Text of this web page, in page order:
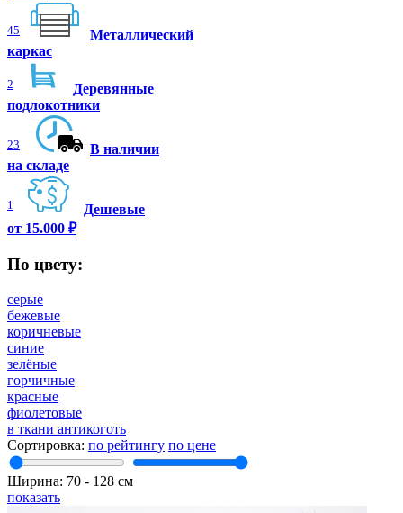
45
Металлический
каркас
2
Деревянные
подлокотники
23
В наличии
на складе
1
Дешевые
от 15.000 ₽
По цвету:
серые
бежевые
коричневые
синие
зелёные
горчичные
красные
фиолетовые
в ткани антикоготь
Сортировка: по рейтингу по цене
Ширина: 70 ‐ 128 см
показать